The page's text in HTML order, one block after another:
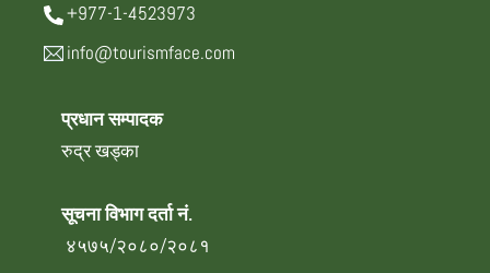
+977-1-4523973
info@tourismface.com
प्रधान सम्पादक
रुद्र खड्का
सूचना विभाग दर्ता नं.
४५७५/२०८०/२०८१